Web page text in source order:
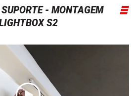
SUPORTE - MONTAGEM
S2